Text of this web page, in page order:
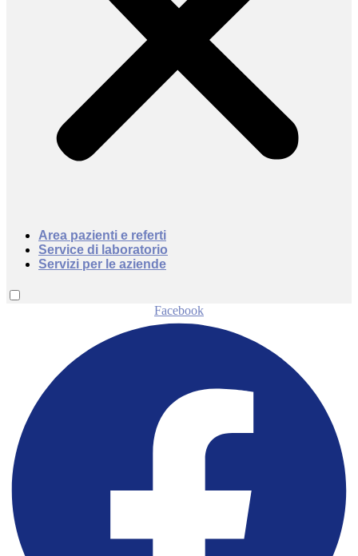
Area pazienti e referti
Service di laboratorio
Servizi per le aziende
Facebook